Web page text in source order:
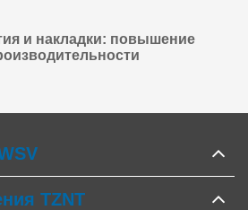
и накладки: повышение
TZNT